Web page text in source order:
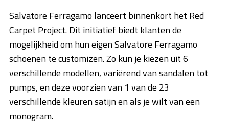
Salvatore Ferragamo lanceert binnenkort het Red
Carpet Project. Dit initiatief biedt klanten de
mogelijkheid om hun eigen Salvatore Ferragamo
schoenen te customizen. Zo kun je kiezen uit 6
verschillende modellen, variërend van sandalen tot
pumps, en deze voorzien van 1 van de 23
verschillende kleuren satijn en als je wilt van een
monogram.